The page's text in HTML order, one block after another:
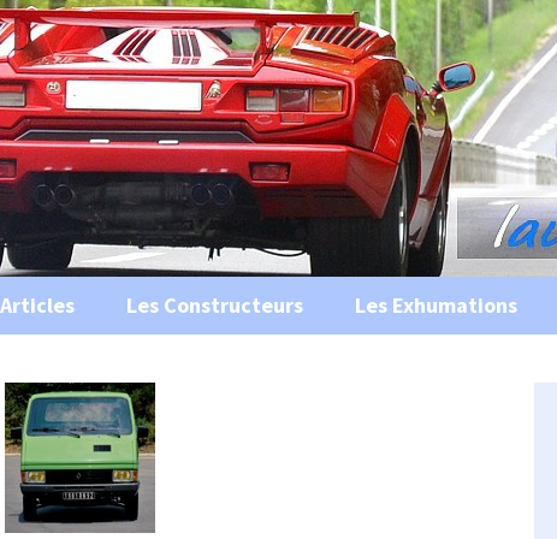
Ancienne
historiques …
évènements
musées
Les Constructeurs Les Exhumations